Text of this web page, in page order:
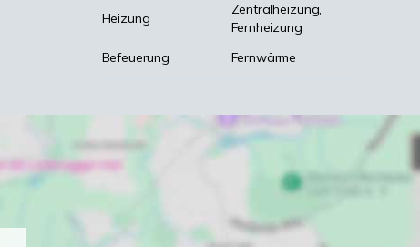
Heizung
Zentralheizung,
Fernheizung
Befeuerung
Fernwärme